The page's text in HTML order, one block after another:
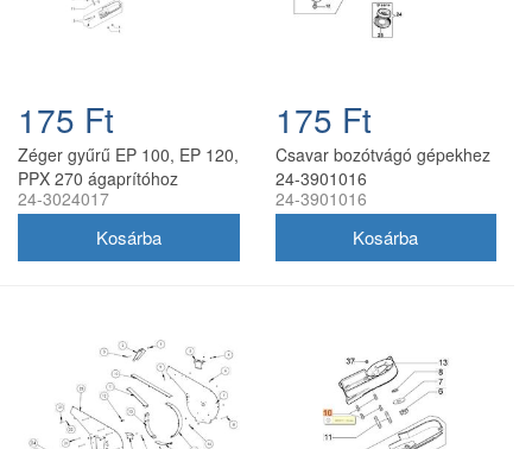
175 Ft
Zéger gyűrű EP 100, EP 120,
PPX 270 ágaprítóhoz
24-3024017
175 Ft
Csavar bozótvágó gépekhez
24-3901016
24-3901016